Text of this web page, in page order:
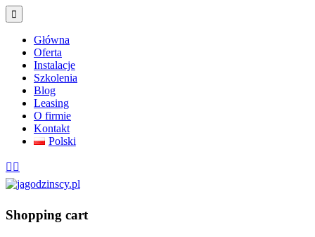
Główna
Oferta
Instalacje
Szkolenia
Blog
Leasing
O firmie
Kontakt
Polski
Shopping cart